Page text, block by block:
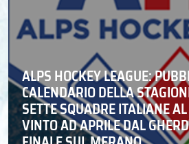
ALPS HOCKEY LEAGUE:
CALENDARIO DELLA
SETTE SQUADRE ITALIANE
VINTO AD APRILE DAL